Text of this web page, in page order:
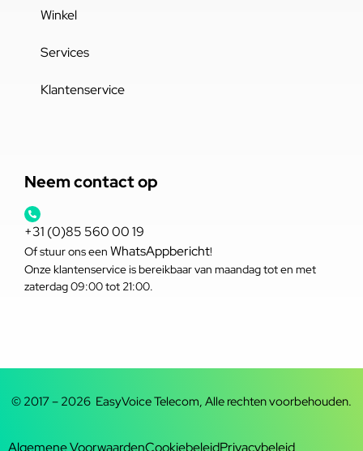
Winkel
Services
Klantenservice
Neem contact op
+31 (0)85 560 00 19
Of stuur ons een WhatsAppbericht!
Onze klantenservice is bereikbaar van maandag tot en met
zaterdag 09:00 tot 21:00.
© 2017 – 2026 EasyVoice Telecom, Alle rechten voorbehouden.